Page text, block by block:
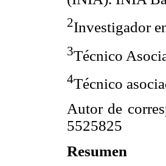
2Investigador
3Técnico
4Técnico
Autor de
5525825
Resumen